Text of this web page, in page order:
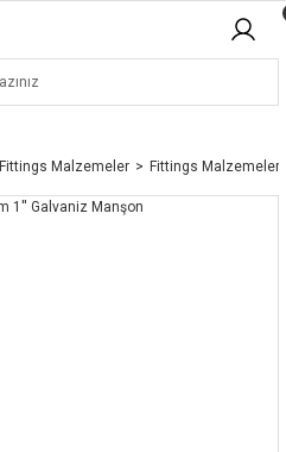
Fittings Malzemeler Fittings Malzemeler